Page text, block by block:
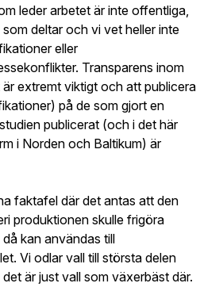
leder arbetet är inte offentliga,
deltar och vi vet heller inte
eller
Transparens inom
extremt viktigt och att publicera
på de som gjort en
publicerat (och i det här
i Norden och Baltikum) är
faktafel där det antas att den
produktionen skulle frigöra
kan användas till
Vi odlar vall till största delen
är just vall som växerbäst där.